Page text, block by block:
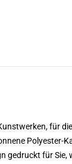
für
gedruckt für Sie,